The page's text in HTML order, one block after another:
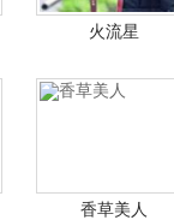
火流星
香草美人